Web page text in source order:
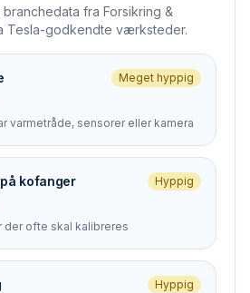
fra Forsikring &
Tesla-godkendte værksteder.
Meget hyppig
varmetråde, sensorer eller kamera
kofanger Hyppig
der ofte skal kalibreres
Hyppig